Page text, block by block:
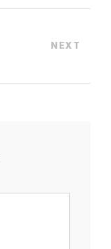
NEXT